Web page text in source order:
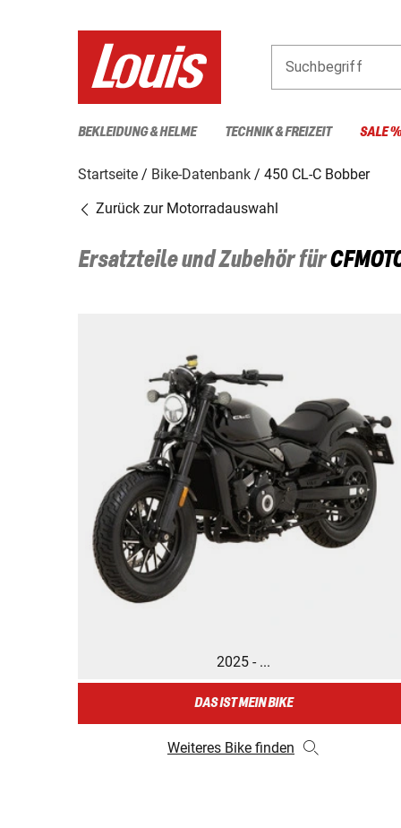
Suchbegriff
BEKLEIDUNG & HELME TECHNIK & FREIZEIT SALE %
Startseite Bike-Datenbank
450 CL-C Bobber
Zurück zur Motorradauswahl
Ersatzteile und Zubehör für
2025 - ...
DAS IST MEIN BIKE
Weiteres Bike finden